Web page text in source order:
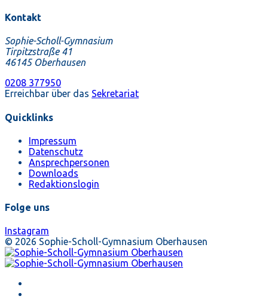
Kontakt
Sophie-Scholl-Gymnasium
Tirpitzstraße 41
46145 Oberhausen
0208 377950
Erreichbar über das Sekretariat
Quicklinks
Impressum
Datenschutz
Ansprechpersonen
Downloads
Redaktionslogin
Folge uns
Instagram
© 2026 Sophie-Scholl-Gymnasium Oberhausen